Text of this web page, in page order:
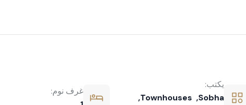
يكتب:
Sobha
,
Townhouses
,
غرف نوم: